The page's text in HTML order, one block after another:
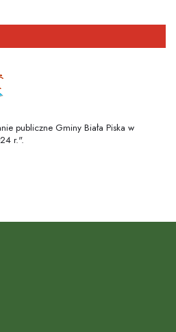
publiczne Gminy Biała Piska w
r.".